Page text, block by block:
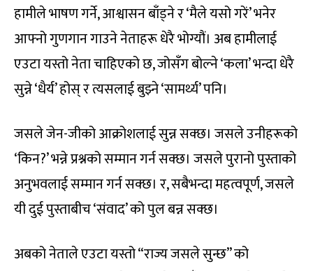
हामीले भाषण गर्ने, आश्वासन बाँड्ने र ‘मैले यसो गरें’ भनेर
आफ्नो गुणगान गाउने नेताहरू धेरै भोग्यौं। अब हामीलाई
एउटा यस्तो नेता चाहिएको छ, जोसँग बोल्ने ‘कला’ भन्दा धेरै
सुन्ने ‘धैर्य’ होस् र त्यसलाई बुझ्ने ‘सामर्थ्य’ पनि।
जसले जेन-जीको आक्रोशलाई सुन्न सक्छ। जसले उनीहरूको
‘किन?’ भन्ने प्रश्नको सम्मान गर्न सक्छ। जसले पुरानो पुस्ताको
अनुभवलाई सम्मान गर्न सक्छ। र, सबैभन्दा महत्वपूर्ण, जसले
यी दुई पुस्ताबीच ‘संवाद’ को पुल बन्न सक्छ।
अबको नेताले एउटा यस्तो “राज्य जसले सुन्छ” को